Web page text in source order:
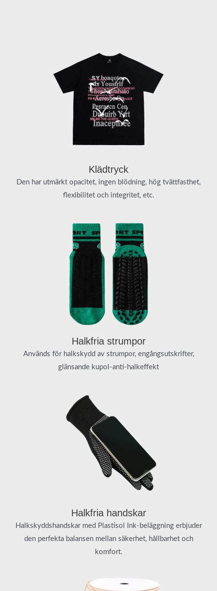
Klädtryck
Den har utmärkt opacitet, ingen blödning, hög tvättfasthet,
flexibilitet och integritet, etc.
Halkfria strumpor
Används för halkskydd av strumpor, engångsutskrifter,
glänsande kupol-anti-halkeffekt
Halkfria handskar
Halkskyddshandskar med Plastisol Ink-beläggning erbjuder
den perfekta balansen mellan säkerhet, hållbarhet och
komfort.